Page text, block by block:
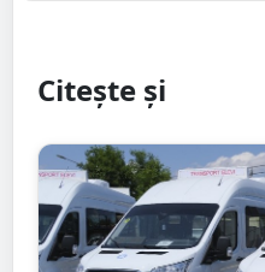
Citește și